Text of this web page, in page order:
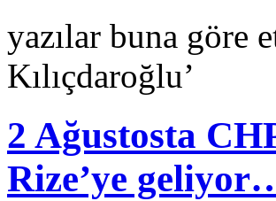
yazılar buna göre
Kılıçdaroğlu’
2 Ağustosta
Rize’ye